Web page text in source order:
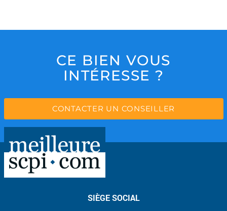
CE BIEN VOUS
INTÉRESSE ?
CONTACTER UN CONSEILLER
SIÈGE SOCIAL